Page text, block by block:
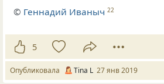
© Геннадий Иваныч 22
5
Опубликовала Tina L 27 янв 2019